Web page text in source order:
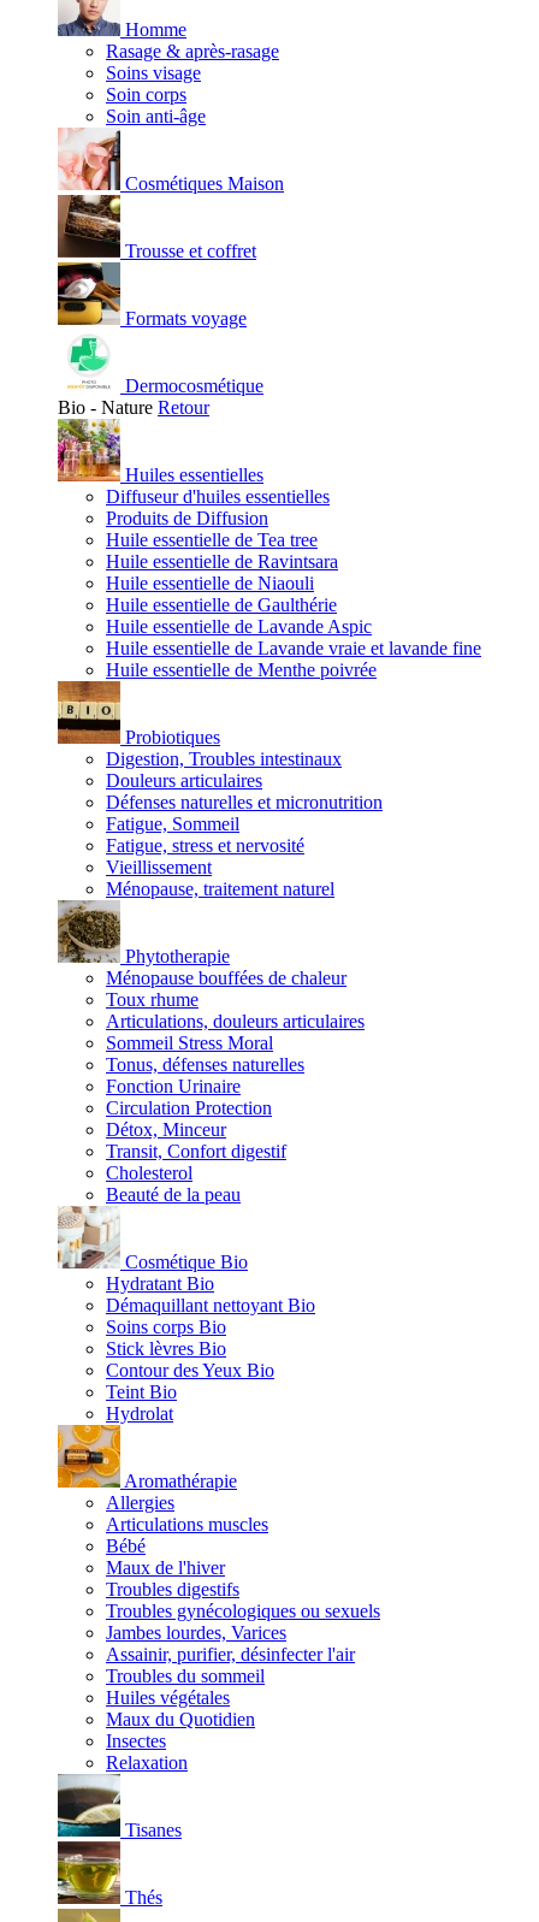
Homme
Rasage & après-rasage
Soins visage
Soin corps
Soin anti-âge
Cosmétiques Maison
Trousse et coffret
Formats voyage
Dermocosmétique
Bio - Nature Retour
Huiles essentielles
Diffuseur d'huiles essentielles
Produits de Diffusion
Huile essentielle de Tea tree
Huile essentielle de Ravintsara
Huile essentielle de Niaouli
Huile essentielle de Gaulthérie
Huile essentielle de Lavande Aspic
Huile essentielle de Lavande vraie et lavande fine
Huile essentielle de Menthe poivrée
Probiotiques
Digestion, Troubles intestinaux
Douleurs articulaires
Défenses naturelles et micronutrition
Fatigue, Sommeil
Fatigue, stress et nervosité
Vieillissement
Ménopause, traitement naturel
Phytotherapie
Ménopause bouffées de chaleur
Toux rhume
Articulations, douleurs articulaires
Sommeil Stress Moral
Tonus, défenses naturelles
Fonction Urinaire
Circulation Protection
Détox, Minceur
Transit, Confort digestif
Cholesterol
Beauté de la peau
Cosmétique Bio
Hydratant Bio
Démaquillant nettoyant Bio
Soins corps Bio
Stick lèvres Bio
Contour des Yeux Bio
Teint Bio
Hydrolat
Aromathérapie
Allergies
Articulations muscles
Bébé
Maux de l'hiver
Troubles digestifs
Troubles gynécologiques ou sexuels
Jambes lourdes, Varices
Assainir, purifier, désinfecter l'air
Troubles du sommeil
Huiles végétales
Maux du Quotidien
Insectes
Relaxation
Tisanes
Thés